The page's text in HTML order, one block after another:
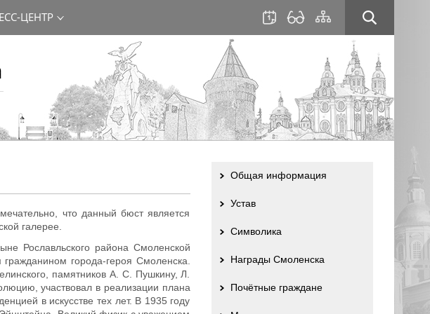
ЦЕНТР
что данный бюст является
галерее.
Рославльского района Смоленской
города-героя Смоленска.
памятников А. С. Пушкину, Л.
участвовал в реализации плана
в искусстве тех лет. В 1935 году
Общая информация
Устав
Символика
Награды Смоленска
Почётные граждане